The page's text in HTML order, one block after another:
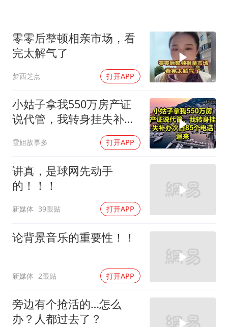
U17国足点球大战淘汰河床晋级决赛
“今天得有40℃了吧 为啥还不预警”
“新疆阿勒泰八月能滑雪”不实
夯实基础开新局
零零后整顿相亲市场，看
完太解气了
梦西芝点 打开APP
小姑子拿我550万房产证
说代管，我转身挂失补办
次日85个电话追来！
雪姐故事多 打开APP
讲真，是球网先动手
的！！！
新媒体 39跟贴 打开APP
论背景音乐的重要性！！
新媒体 2跟贴 打开APP
旁边有个抢活的…怎么
办？人都过去了？